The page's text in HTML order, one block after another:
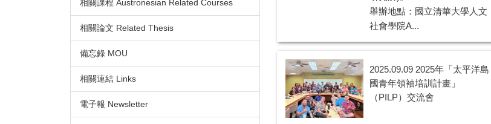
相關課程 Austronesian Related Courses
相關論文 Related Thesis
備忘錄 MOU
相關連結 Links
電子報 Newsletter
舉辦地點：國立清華大學人文
社會學院A...
2025.09.09 2025年「太平洋島
國青年領袖培訓計畫」
（PILP）交流會